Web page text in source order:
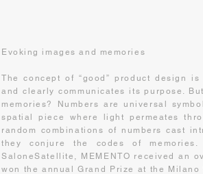
Evoking images and memories
The concept of “good” product design
and clearly communicates its purpose.
memories? Numbers are universal
spatial piece where light permeates
random combinations of numbers cast
they conjure the codes of
SaloneSatellite, MEMENTO received an
won the annual Grand Prize at the